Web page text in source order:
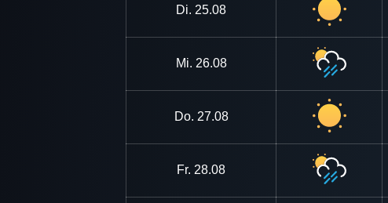
Di. 25.08
Mi. 26.08
Do. 27.08
Fr. 28.08